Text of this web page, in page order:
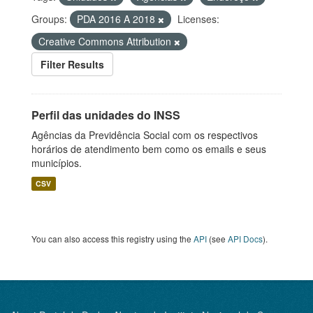
Groups:
PDA 2016 A 2018
Licenses:
Creative Commons Attribution
Filter Results
Perfil das unidades do INSS
Agências da Previdência Social com os respectivos
horários de atendimento bem como os emails e seus
municípios.
CSV
You can also access this registry using the API (see API Docs).